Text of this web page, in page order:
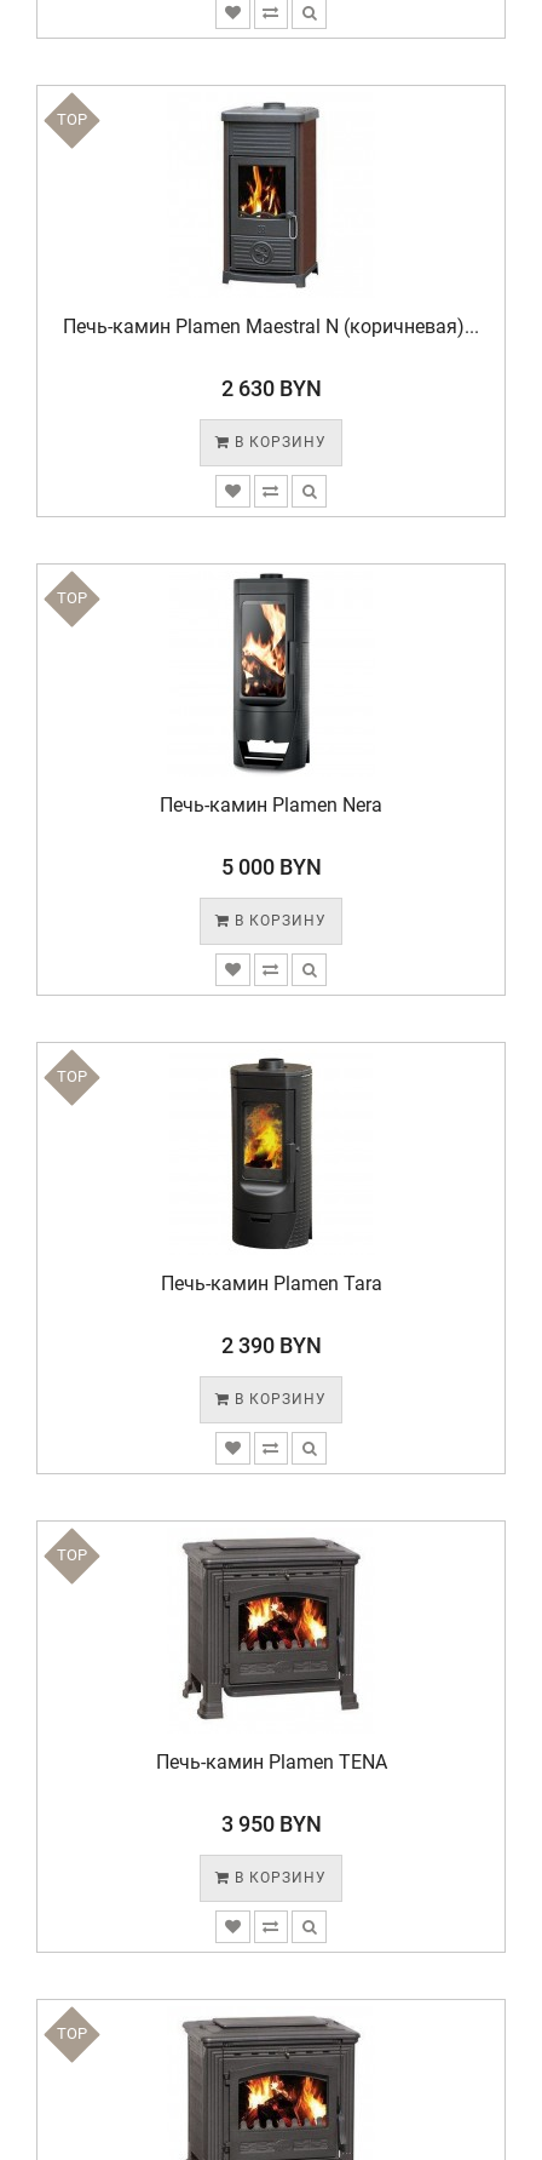
TOP
Печь-камин Plamen Maestral N (коричневая)...
2 630 BYN
В КОРЗИНУ
TOP
Печь-камин Plamen Nera
5 000 BYN
В КОРЗИНУ
TOP
Печь-камин Plamen Tara
2 390 BYN
В КОРЗИНУ
TOP
Печь-камин Plamen TENA
3 950 BYN
В КОРЗИНУ
TOP